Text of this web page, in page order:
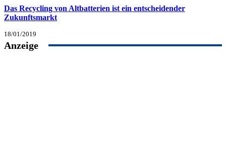
Das Recycling von Altbatterien ist ein entscheidender
Zukunftsmarkt
18/01/2019
Anzeige